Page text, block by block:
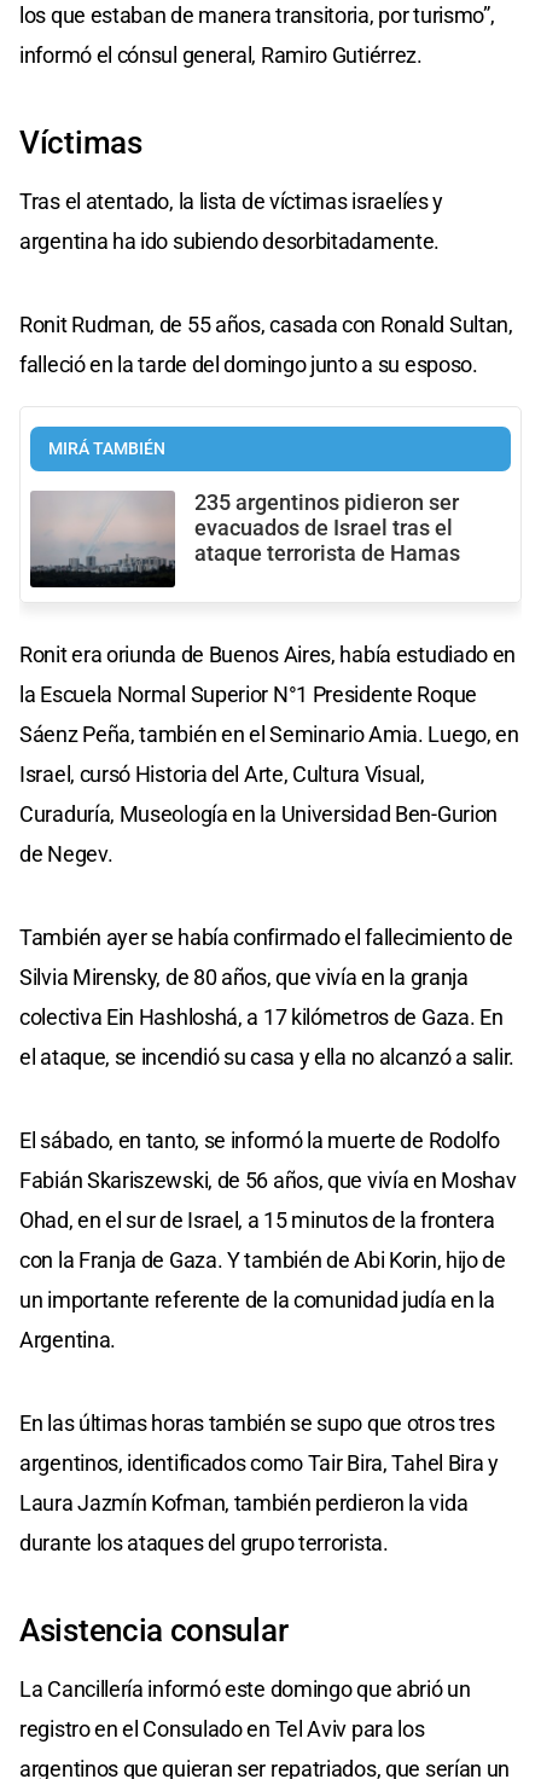
los que estaban de manera transitoria, por turismo”,
informó el cónsul general, Ramiro Gutiérrez.
Víctimas
Tras el atentado, la lista de víctimas israelíes y
argentina ha ido subiendo desorbitadamente.
Ronit Rudman, de 55 años, casada con Ronald Sultan,
falleció en la tarde del domingo junto a su esposo.
MIRÁ TAMBIÉN
235 argentinos pidieron ser
evacuados de Israel tras el
ataque terrorista de Hamas
Ronit era oriunda de Buenos Aires, había estudiado en
la Escuela Normal Superior N°1 Presidente Roque
Sáenz Peña, también en el Seminario Amia. Luego, en
Israel, cursó Historia del Arte, Cultura Visual,
Curaduría, Museología en la Universidad Ben-Gurion
de Negev.
También ayer se había confirmado el fallecimiento de
Silvia Mirensky, de 80 años, que vivía en la granja
colectiva Ein Hashloshá, a 17 kilómetros de Gaza. En
el ataque, se incendió su casa y ella no alcanzó a salir.
El sábado, en tanto, se informó la muerte de Rodolfo
Fabián Skariszewski, de 56 años, que vivía en Moshav
Ohad, en el sur de Israel, a 15 minutos de la frontera
con la Franja de Gaza. Y también de Abi Korin, hijo de
un importante referente de la comunidad judía en la
Argentina.
En las últimas horas también se supo que otros tres
argentinos, identificados como Tair Bira, Tahel Bira y
Laura Jazmín Kofman, también perdieron la vida
durante los ataques del grupo terrorista.
Asistencia consular
La Cancillería informó este domingo que abrió un
registro en el Consulado en Tel Aviv para los
argentinos que quieran ser repatriados, que serían un